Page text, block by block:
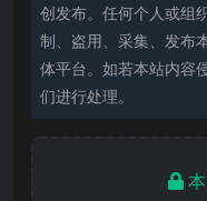
创发布。任何个人或组
制、盗用、采集、发布
体平台。如若本站内容
们进行处理。